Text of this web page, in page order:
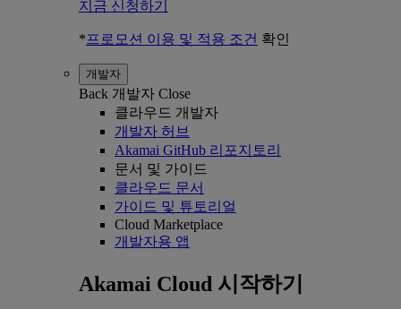
지금 신청하기
*프로모션 이용 및 적용 조건 확인
개발자
Back 개발자 Close
클라우드 개발자
개발자 허브
Akamai GitHub 리포지토리
문서 및 가이드
클라우드 문서
가이드 및 튜토리얼
Cloud Marketplace
개발자용 앱
Akamai Cloud 시작하기